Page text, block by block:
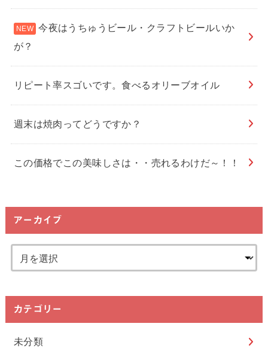
今夜はうちゅうビール・クラフトビールいか
が？
リピート率スゴいです。食べるオリーブオイル
週末は焼肉ってどうですか？
この価格でこの美味しさは・・売れるわけだ～！！
アーカイブ
カテゴリー
未分類